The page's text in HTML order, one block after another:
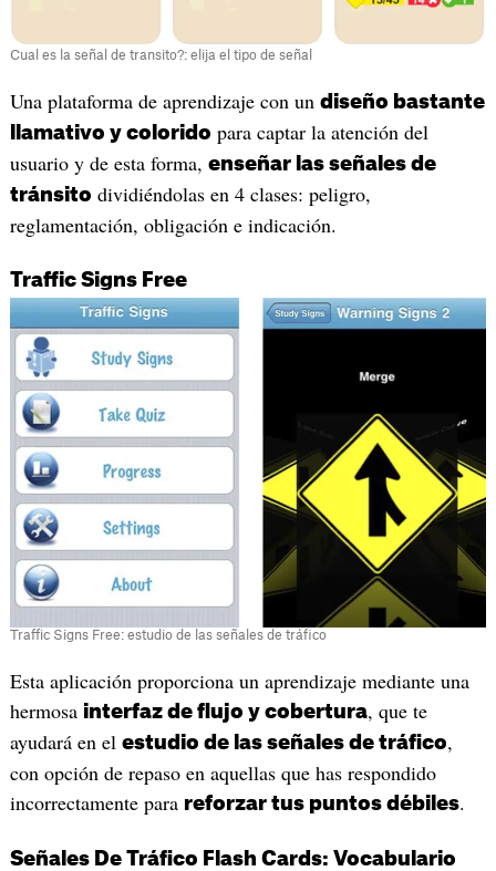
Cual es la señal de transito?: elija el tipo de señal
‎Una plataforma de aprendizaje con un diseño bastante
llamativo y colorido para captar la atención del
usuario y de esta forma, enseñar las señales de
tránsito dividiéndolas en 4 clases: peligro,
reglamentación, obligación e indicación.
Traffic Signs Free
Traffic Signs Free: estudio de las señales de tráfico
‎Esta aplicación proporciona un aprendizaje mediante una
hermosa interfaz de flujo y cobertura, que te
ayudará en el estudio de las señales de tráfico,
con opción de repaso en aquellas que has respondido
incorrectamente para reforzar tus puntos débiles.
Señales De Tráfico Flash Cards: Vocabulario